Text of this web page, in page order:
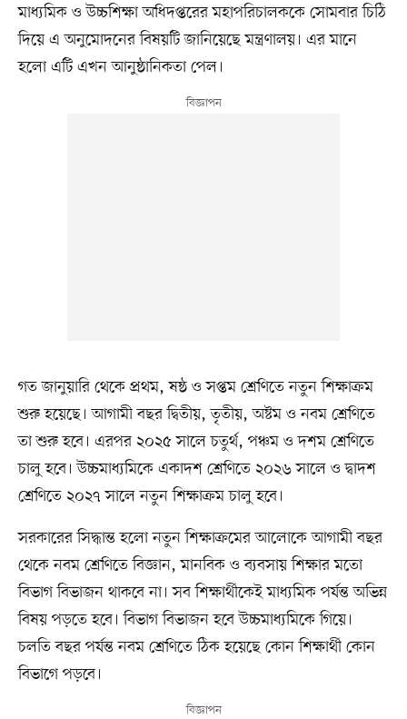
মাধ্যমিক ও উচ্চশিক্ষা অধিদপ্তরের মহাপরিচালককে সোমবার চিঠি
দিয়ে এ অনুমোদনের বিষয়টি জানিয়েছে মন্ত্রণালয়। এর মানে
হলো এটি এখন আনুষ্ঠানিকতা পেল।
গত জানুয়ারি থেকে প্রথম, ষষ্ঠ ও সপ্তম শ্রেণিতে নতুন শিক্ষাক্রম
শুরু হয়েছে। আগামী বছর দ্বিতীয়, তৃতীয়, অষ্টম ও নবম শ্রেণিতে
তা শুরু হবে। এরপর ২০২৫ সালে চতুর্থ, পঞ্চম ও দশম শ্রেণিতে
চালু হবে। উচ্চমাধ্যমিকে একাদশ শ্রেণিতে ২০২৬ সালে ও দ্বাদশ
শ্রেণিতে ২০২৭ সালে নতুন শিক্ষাক্রম চালু হবে।
সরকারের সিদ্ধান্ত হলো নতুন শিক্ষাক্রমের আলোকে আগামী বছর
থেকে নবম শ্রেণিতে বিজ্ঞান, মানবিক ও ব্যবসায় শিক্ষার মতো
বিভাগ বিভাজন থাকবে না। সব শিক্ষার্থীকেই মাধ্যমিক পর্যন্ত অভিন্ন
বিষয় পড়তে হবে। বিভাগ বিভাজন হবে উচ্চমাধ্যমিকে গিয়ে।
চলতি বছর পর্যন্ত নবম শ্রেণিতে ঠিক হয়েছে কোন শিক্ষার্থী কোন
বিভাগে পড়বে।